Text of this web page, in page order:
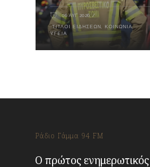
06 ΑΥΓ 2026
ΤΊΤΛΟΙ ΕΙΔΉΣΕΩΝ ΚΟΙΝΩΝΙΑ,
ΥΓΕΊΑ
Ράδιο Γάμμα 94 FM
Ο πρώτος ενημερωτικός